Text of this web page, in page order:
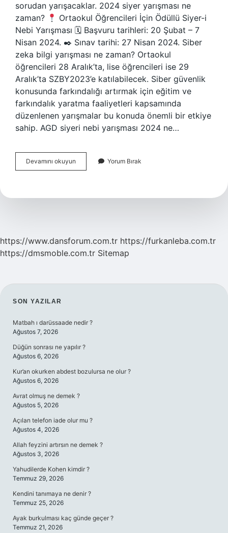
sorudan yarışacaklar. 2024 siyer yarışması ne
zaman?
Ortaokul Öğrencileri İçin Ödüllü Siyer-i
Nebi Yarışması 🗓 Başvuru tarihleri: 20 Şubat – 7
Nisan 2024. ✒ Sınav tarihi: 27 Nisan 2024. Siber
zeka bilgi yarışması ne zaman? Ortaokul
öğrencileri 28 Aralık’ta, lise öğrencileri ise 29
Aralık’ta SZBY2023’e katılabilecek. Siber güvenlik
konusunda farkındalığı artırmak için eğitim ve
farkındalık yaratma faaliyetleri kapsamında
düzenlenen yarışmalar bu konuda önemli bir etkiye
sahip. AGD siyeri nebi yarışması 2024 ne…
Devamını okuyun
Yarışması
2024
Yorum Bırak
https://www.dansforum.com.tr https://furkanleba.com.tr
https://dmsmoble.com.tr Sitemap
SIDEBAR
SON YAZILAR
Matbah ı darüssaade nedir ?
Ağustos 7, 2026
Düğün sonrası ne yapılır ?
Ağustos 6, 2026
Kur’an okurken abdest bozulursa ne olur ?
Ağustos 6, 2026
Avrat olmuş ne demek ?
Ağustos 5, 2026
Açılan telefon iade olur mu ?
Ağustos 4, 2026
Allah feyzini artırsın ne demek ?
Ağustos 3, 2026
Yahudilerde Kohen kimdir ?
Temmuz 29, 2026
Kendini tanımaya ne denir ?
Temmuz 25, 2026
Ayak burkulması kaç günde geçer ?
Temmuz 21, 2026